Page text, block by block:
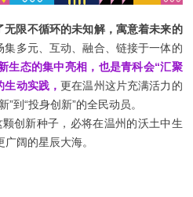
无限不循环的未知解，寓意着未来的
集多元、互动、融合、链接于一体的
生态的集中亮相，也是青科会“汇聚
生动实践，更在温州这片充满活力的
到“投身创新”的全民动员。
创新种子，必将在温州的沃土中生
阔的星辰大海。